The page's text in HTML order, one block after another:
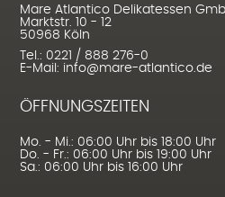
Mare Atlantico Delikatessen
Marktstr. 10 - 12
50968 Köln
Tel.: 0221 / 888 276-0
E-Mail: info@mare-atlantico.de
ÖFFNUNGSZEITEN
Mo. - Mi.: 06:00 Uhr bis 18:00 Uhr
Do. - Fr.: 06:00 Uhr bis 19:00 Uhr
Sa.: 06:00 Uhr bis 16:00 Uhr